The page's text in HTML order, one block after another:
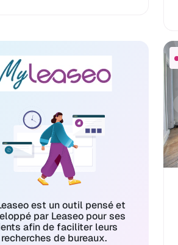
est un outil pensé et
par Leaseo pour ses
afin de faciliter leurs
recherches de bureaux.